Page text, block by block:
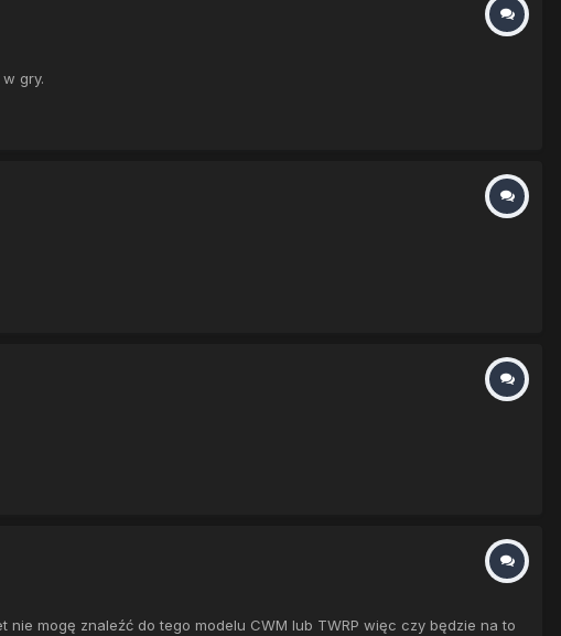
gry.
nie mogę znaleźć do tego modelu CWM lub TWRP więc czy będzie na to